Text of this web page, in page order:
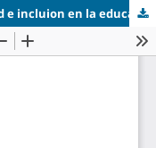
1193131600, Capítulo 3 - Discapacidad e incluion en la educación universitaria.pdf